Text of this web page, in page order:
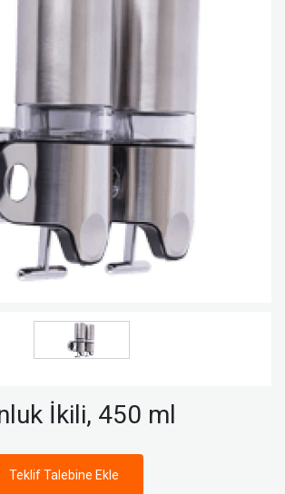
İkili, 450 ml
Teklif Talebine Ekle